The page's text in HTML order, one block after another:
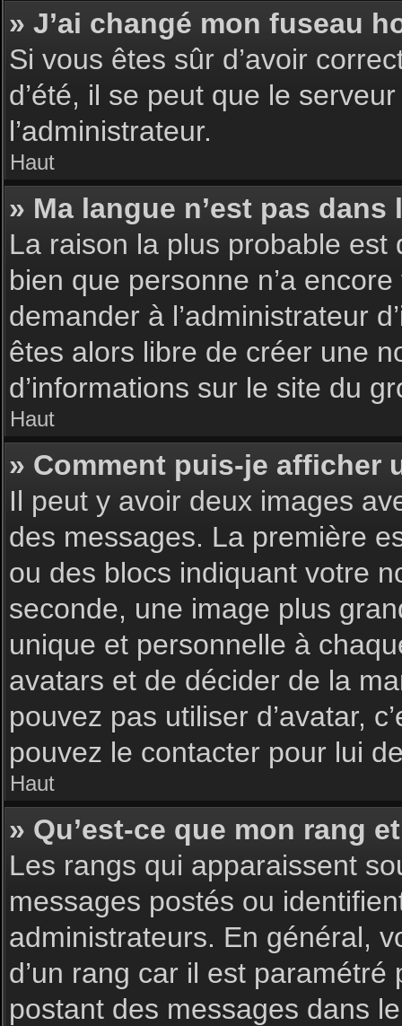
» J’ai changé mon fuseau
Si vous êtes sûr d’avoir
d’été, il se peut que le
l’administrateur.
Haut
» Ma langue n’est pas dans
La raison la plus probable est
bien que personne n’a
demander à l’administrateur
êtes alors libre de créer une
d’informations sur le site du
Haut
» Comment puis-je afficher
Il peut y avoir deux images
des messages. La première
ou des blocs indiquant votre
seconde, une image plus
unique et personnelle à
avatars et de décider de la
pouvez pas utiliser d’avatar,
pouvez le contacter pour lui
Haut
» Qu’est-ce que mon rang
Les rangs qui apparaissent
messages postés ou
administrateurs. En général,
d’un rang car il est
postant des messages dans